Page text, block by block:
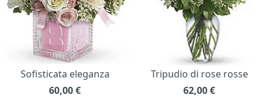
Sofisticata eleganza
60,00€
Tripudio di rose rosse
62,00€